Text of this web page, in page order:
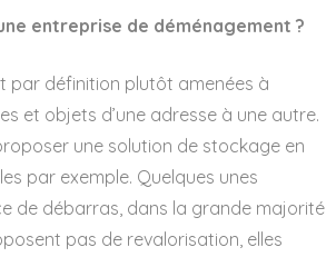
entreprise de déménagement ?
par définition plutôt amenées à
et objets d’une adresse à une autre.
une solution de stockage en
par exemple. Quelques unes
de débarras, dans la grande majorité
pas de revalorisation, elles